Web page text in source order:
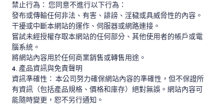
禁止行為： 您同意不進行以下行為：
發布或傳輸任何非法、有害、誹謗、淫穢或具威脅性的內容。
干擾或中斷本網站的運作、伺服器或網路連接。
嘗試未經授權存取本網站的任何部分、其他使用者的帳戶或電
腦系統。
將網站內容用於任何商業銷售或轉售用途。
4. 產品資訊與免責聲明
資訊準確性： 本公司努力確保網站內容的準確性，但不保證所
有資訊（包括產品規格、價格和庫存）絕對無誤。網站內容可
能隨時變更，恕不另行通知。